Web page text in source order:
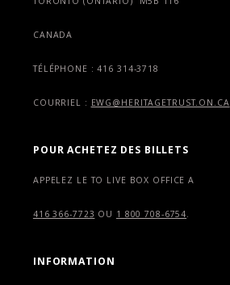
CANADA
TÉLÉPHONE : 416 314-3718
COURRIEL : EWG@HERITAGETRUST.ON.CA
POUR ACHETEZ DES BILLETS
APPELEZ LE TO LIVE BOX OFFICE A
416 366-7723 OU 1 800 708-6754.
INFORMATION